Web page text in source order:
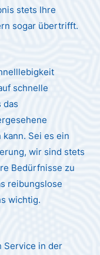
stets Ihre
sogar übertrifft.
schnelle
das
Sei es ein
wir sind stets
Bedürfnisse zu
reibungslose
wichtig.
Service in der